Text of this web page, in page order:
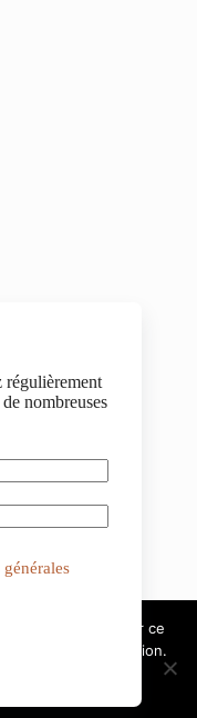
régulièrement
nombreuses
continuez à utiliser ce
leur utilisation.